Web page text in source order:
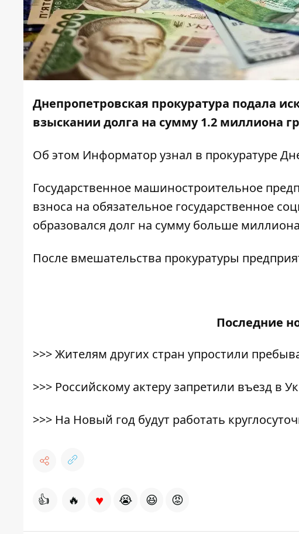
Днепропетровская прокуратура подала
взыскании долга на сумму 1.2 миллиона
Об этом Информаторузнал в прокуратуре
Государственное машиностроительное
взноса на обязательное государственное
образовался долг на сумму больше
После вмешательства прокуратуры
Последние
>>>Жителям других стран упростили
>>> Российскому актеру запретили въезд в
>>> На Новый год будут работать
👍 🔥 ♥ 😭 😆 😡